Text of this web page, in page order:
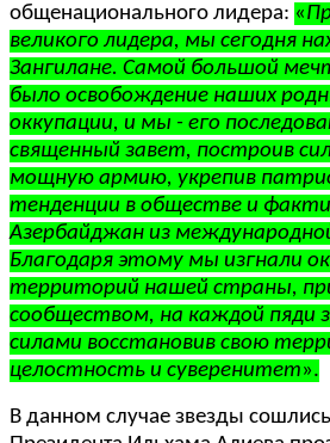
общенационального лидера: «
великого лидера, мы сегодня
Зангилане. Самой большой
было освобождение наших
оккупации, и мы - его
священный завет, построив
мощную армию, укрепив
тенденции в обществе и
Азербайджан из
Благодаря этому мы изгнали
территорий нашей страны,
сообществом, на каждой пяди
силами восстановив свою
целостность и суверенитет».
В данном случае звезды